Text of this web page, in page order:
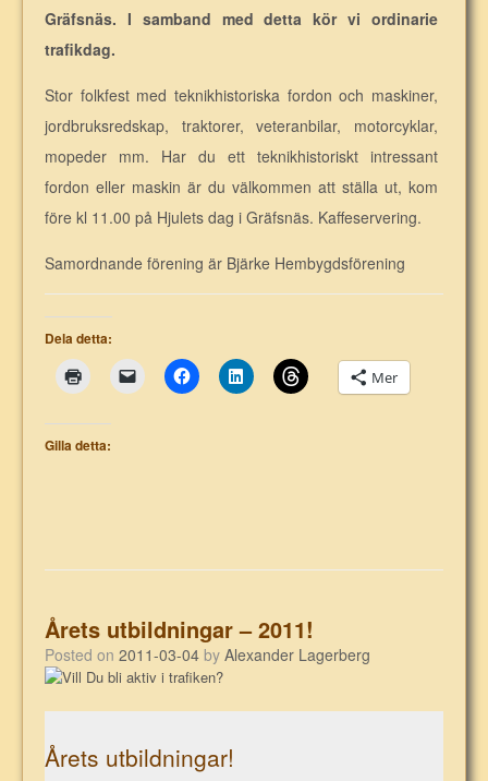
Gräfsnäs. I samband med detta kör vi ordinarie
trafikdag.
Stor folkfest med teknikhistoriska fordon och maskiner,
jordbruksredskap, traktorer, veteranbilar, motorcyklar,
mopeder mm. Har du ett teknikhistoriskt intressant
fordon eller maskin är du välkommen att ställa ut, kom
före kl 11.00 på Hjulets dag i Gräfsnäs. Kaffeservering.
Samordnande förening är Bjärke Hembygdsförening
Dela detta:
Mer
Gilla detta:
Årets utbildningar – 2011!
Posted on 2011-03-04 by Alexander Lagerberg
Årets utbildningar!